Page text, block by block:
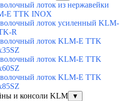
лоток из нержавейки
E TTK INOX
лоток усиленный KLM-
R
лоток KLM-E TTK
лоток KLM-E TTK
лоток KLM-E TTK
и консоли KLM
▼